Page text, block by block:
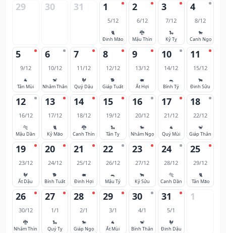
29 30 31 1
5/12
🐈
Đinh Mão
2
6/12
🐉
Mậu Thìn
3
7/12
🐍
Kỷ Tỵ
4
8/12
🐎
Canh Ngọ
5
9/12
🐐
Tân Mùi
6
10/12
🐒
Nhâm Thân
7
11/12
🐓
Quý Dậu
8
12/12
🐕
Giáp Tuất
9
13/12
🐖
Ất Hợi
10
14/12
🐀
Bính Tý
11
15/12
🐂
Đinh Sửu
12
16/12
🐅
Mậu Dần
13
17/12
🐈
Kỷ Mão
14
18/12
🐉
Canh Thìn
15
19/12
🐍
Tân Tỵ
16
20/12
🐎
Nhâm Ngọ
17
21/12
🐐
Quý Mùi
18
22/12
🐒
Giáp Thân
19
23/12
🐓
Ất Dậu
20
24/12
🐕
Bính Tuất
21
25/12
🐖
Đinh Hợi
22
26/12
🐀
Mậu Tý
23
27/12
🐂
Kỷ Sửu
24
28/12
🐅
Canh Dần
25
29/12
🐈
Tân Mão
26
30/12
🐉
Nhâm Thìn
27
1/1
🐍
Quý Tỵ
28
2/1
🐎
Giáp Ngọ
29
3/1
🐐
Ất Mùi
30
4/1
🐒
Bính Thân
31
5/1
🐓
Đinh Dậu
1